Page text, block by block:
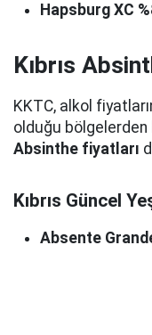
Hapsburg XC
Kıbrıs
KKTC, alkol
olduğu bölgelerden
Absinthe fiyatları
Kıbrıs Güncel
Absente